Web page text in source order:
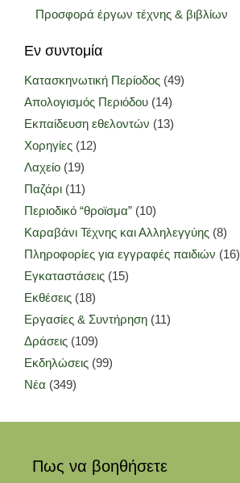
Προσφορά έργων τέχνης & βιβλίων
Εν συντομία
Κατασκηνωτική Περίοδος (49)
Απολογισμός Περιόδου (14)
Εκπαίδευση εθελοντών (13)
Χορηγίες (12)
Λαχείο (19)
Παζάρι (11)
Περιοδικό “θροϊσμα” (10)
Καραβάνι Τέχνης και Αλληλεγγύης (8)
Πληροφορίες για εγγραφές παιδιών (16)
Εγκαταστάσεις (15)
Εκθέσεις (18)
Εργασίες & Συντήρηση (11)
Δράσεις (109)
Εκδηλώσεις (99)
Νέα (349)
Πως να βοηθήσετε